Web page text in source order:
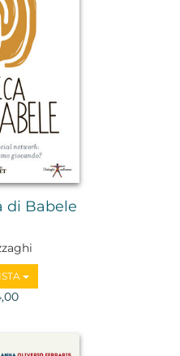
di Babele